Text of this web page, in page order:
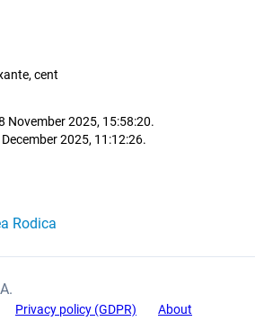
cent
November 2025, 15:58:20.
2025, 11:12:26.
Rodica
Privacy policy (GDPR) About